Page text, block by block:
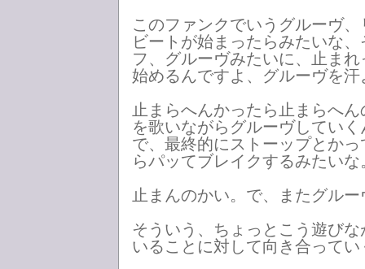
このファンクでいうグルーヴ
ビートが始まったらみたいな
フ、グルーヴみたいに、止ま
始めるんですよ、グルーヴを
止まらへんかったら止まらへ
を歌いながらグルーヴしてい
で、最終的にストーップとか
らパッてブレイクするみたいな
止まんのかい。で、またグル
そういう、ちょっとこう遊び
いることに対して向き合って